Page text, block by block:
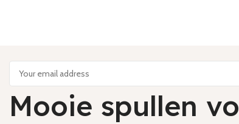
Mooie spullen